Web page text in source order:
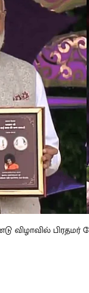
விழாவில் பிரதமர்